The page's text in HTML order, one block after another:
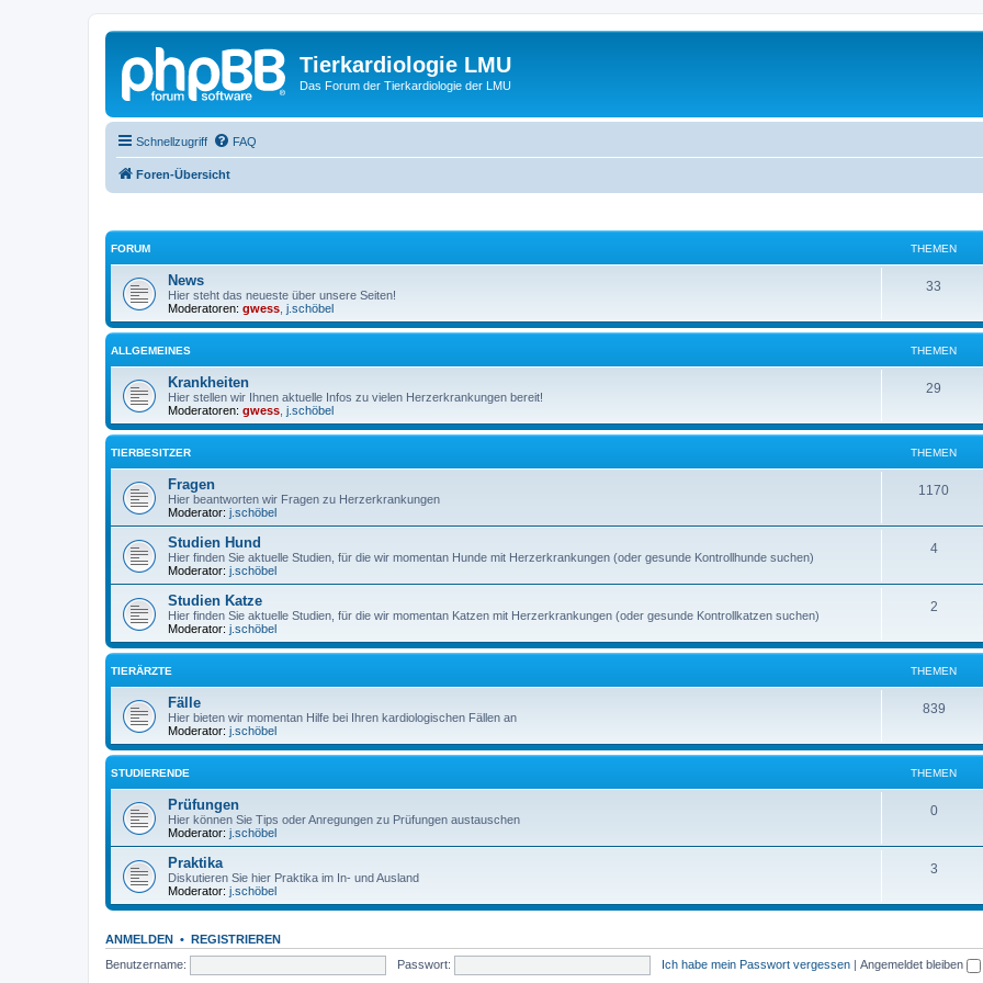
Tierkardiologie LMU
Das Forum der Tierkardiologie der LMU
Schnellzugriff FAQ
Foren-Übersicht
FORUM THEMEN
News
Hier steht das neueste über unsere Seiten!
Moderatoren: gwess j.schöbel
33
ALLGEMEINES THEMEN
Krankheiten
Hier stellen wir Ihnen aktuelle Infos zu vielen Herzerkrankungen bereit!
Moderatoren: gwess j.schöbel
29
TIERBESITZER THEMEN
Fragen
Hier beantworten wir Fragen zu Herzerkrankungen
Moderator: j.schöbel
1170
Studien Hund
Hier finden Sie aktuelle Studien, für die wir momentan Hunde mit Herzerkrankungen (oder gesunde Kontrollhunde suchen)
Moderator: j.schöbel
4
Studien Katze
Hier finden Sie aktuelle Studien, für die wir momentan Katzen mit Herzerkrankungen (oder gesunde Kontrollkatzen suchen)
Moderator: j.schöbel
2
TIERÄRZTE THEMEN
Fälle
Hier bieten wir momentan Hilfe bei Ihren kardiologischen Fällen an
Moderator: j.schöbel
839
STUDIERENDE THEMEN
Prüfungen
Hier können Sie Tips oder Anregungen zu Prüfungen austauschen
Moderator: j.schöbel
0
Praktika
Diskutieren Sie hier Praktika im In- und Ausland
Moderator: j.schöbel
3
ANMELDEN • REGISTRIEREN
Benutzername:
Passwort: Ich habe mein Passwort vergessen | Angemeldet bleiben